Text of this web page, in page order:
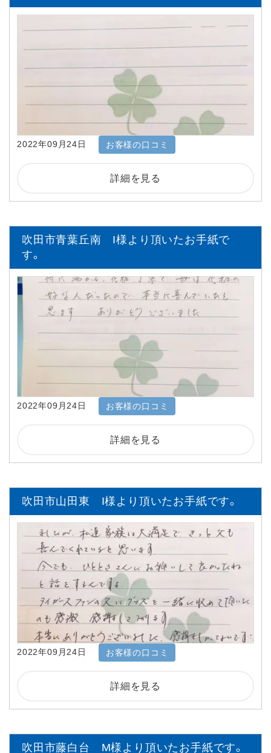
2022年09月24日 お客様の口コミ
詳細を見る
吹田市青葉丘南 I様より頂いたお手紙で
す。
2022年09月24日 お客様の口コミ
詳細を見る
吹田市山田東 I様より頂いたお手紙です。
2022年09月24日 お客様の口コミ
詳細を見る
吹田市藤白台 M様より頂いたお手紙です。